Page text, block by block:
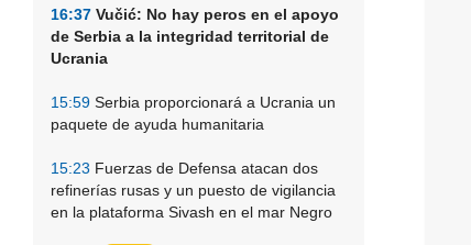
16:37 Vučić: No hay peros en el apoyo
de Serbia a la integridad territorial de
Ucrania
15:59 Serbia proporcionará a Ucrania un
paquete de ayuda humanitaria
15:23 Fuerzas de Defensa atacan dos
refinerías rusas y un puesto de vigilancia
en la plataforma Sivash en el mar Negro